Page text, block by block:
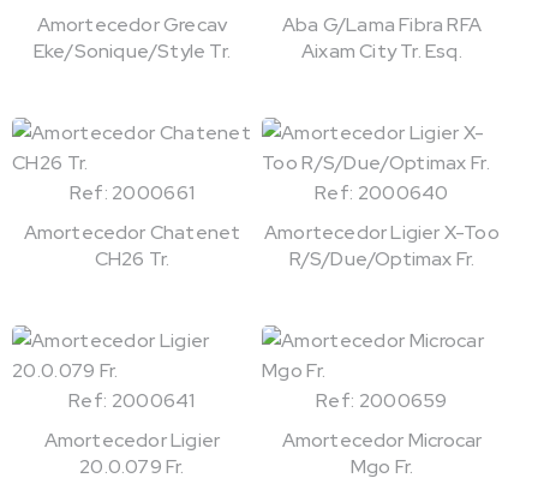
Amortecedor Grecav
Eke/Sonique/Style Tr.
Aba G/Lama Fibra RFA
Aixam City Tr. Esq.
Ref: 2000661
Amortecedor Chatenet
CH26 Tr.
Ref: 2000640
Amortecedor Ligier X-Too
R/S/Due/Optimax Fr.
Ref: 2000641
Amortecedor Ligier
20.0.079 Fr.
Ref: 2000659
Amortecedor Microcar
Mgo Fr.